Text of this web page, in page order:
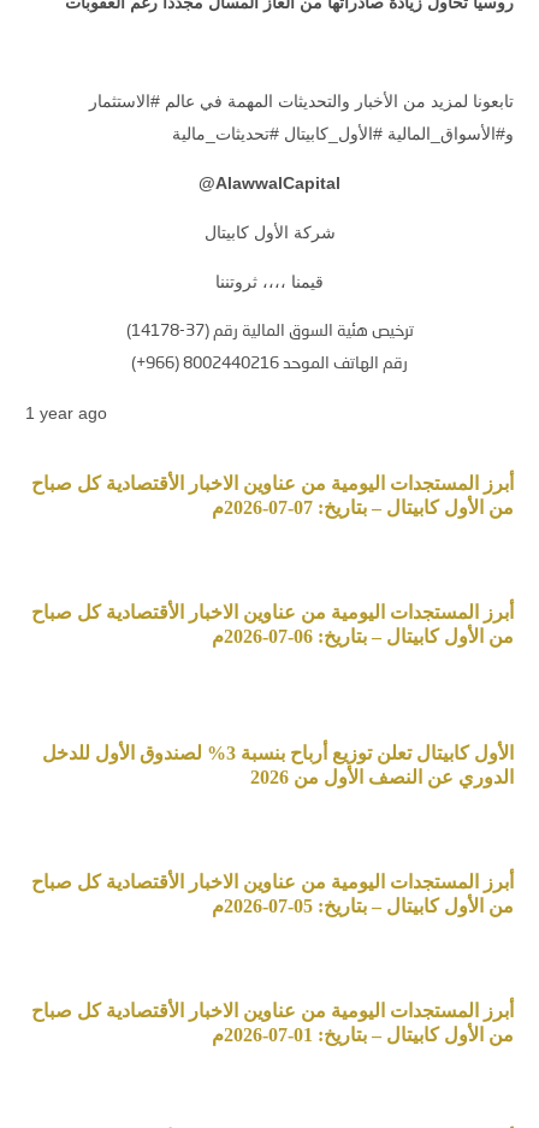
تابعونا لمزيد من الأخبار والتحديثات المهمة في عالم #الاستثمار
و#الأسواق_المالية #الأول_كابيتال #تحديثات_مالية
AlawwalCapital
@
شركة الأول كابيتال
قيمنا ،،،، ثروتننا
ترخيص هئية السوق المالية رقم (37-14178)
رقم الهاتف الموحد 8002440216 (966+)
1 year ago
أبرز المستجدات اليومية من عناوين الاخبار الأقتصادية كل صباح
من الأول كابيتال – بتاريخ: 07-07-2026م
أبرز المستجدات اليومية من عناوين الاخبار الأقتصادية كل صباح
من الأول كابيتال – بتاريخ: 06-07-2026م
الأول كابيتال تعلن توزيع أرباح بنسبة 3% لصندوق الأول للدخل
الدوري عن النصف الأول من 2026
أبرز المستجدات اليومية من عناوين الاخبار الأقتصادية كل صباح
من الأول كابيتال – بتاريخ: 05-07-2026م
أبرز المستجدات اليومية من عناوين الاخبار الأقتصادية كل صباح
من الأول كابيتال – بتاريخ: 01-07-2026م